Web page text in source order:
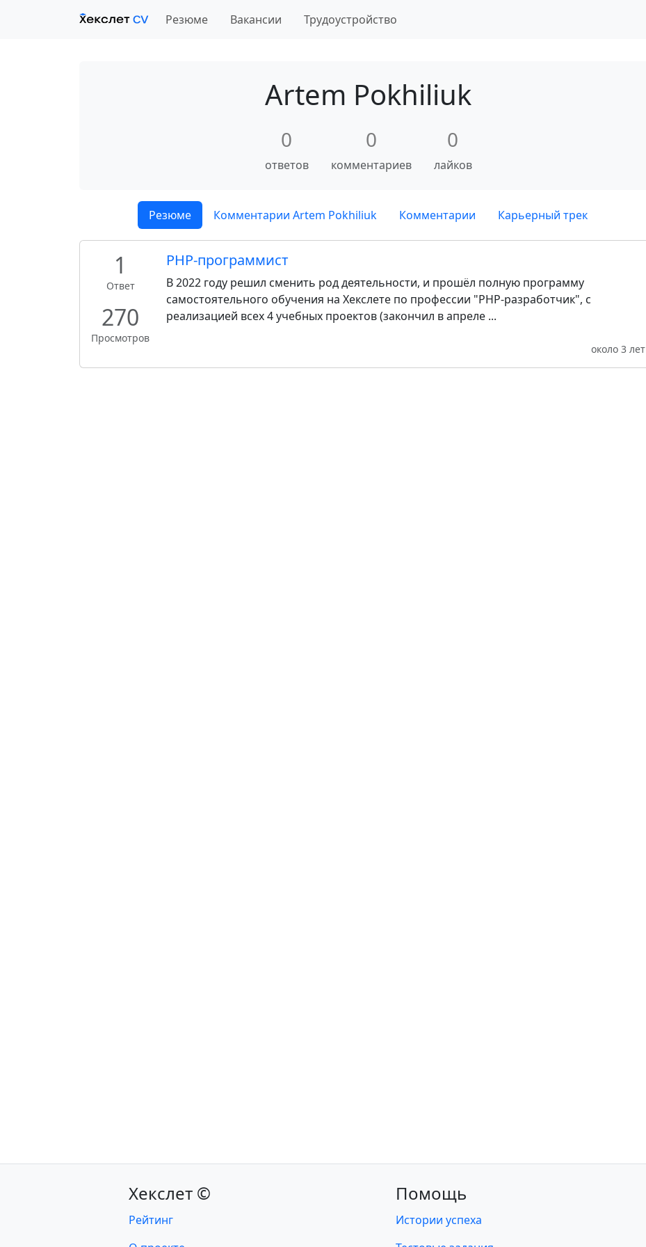
Резюме Вакансии Трудоустройство
Artem Pokhiliuk
0
ответов
0
комментариев
0
лайков
Резюме Комментарии Artem Pokhiliuk Комментарии Карьерный трек
1
Ответ
270
Просмотров
PHP-программист
В 2022 году решил сменить род деятельности, и прошёл полную программу
самостоятельного обучения на Хекслете по профессии "PHP-разработчик", с
реализацией всех 4 учебных проектов (закончил в апреле ...
около 3 лет
Хекслет ©
Рейтинг
Помощь
Истории успеха